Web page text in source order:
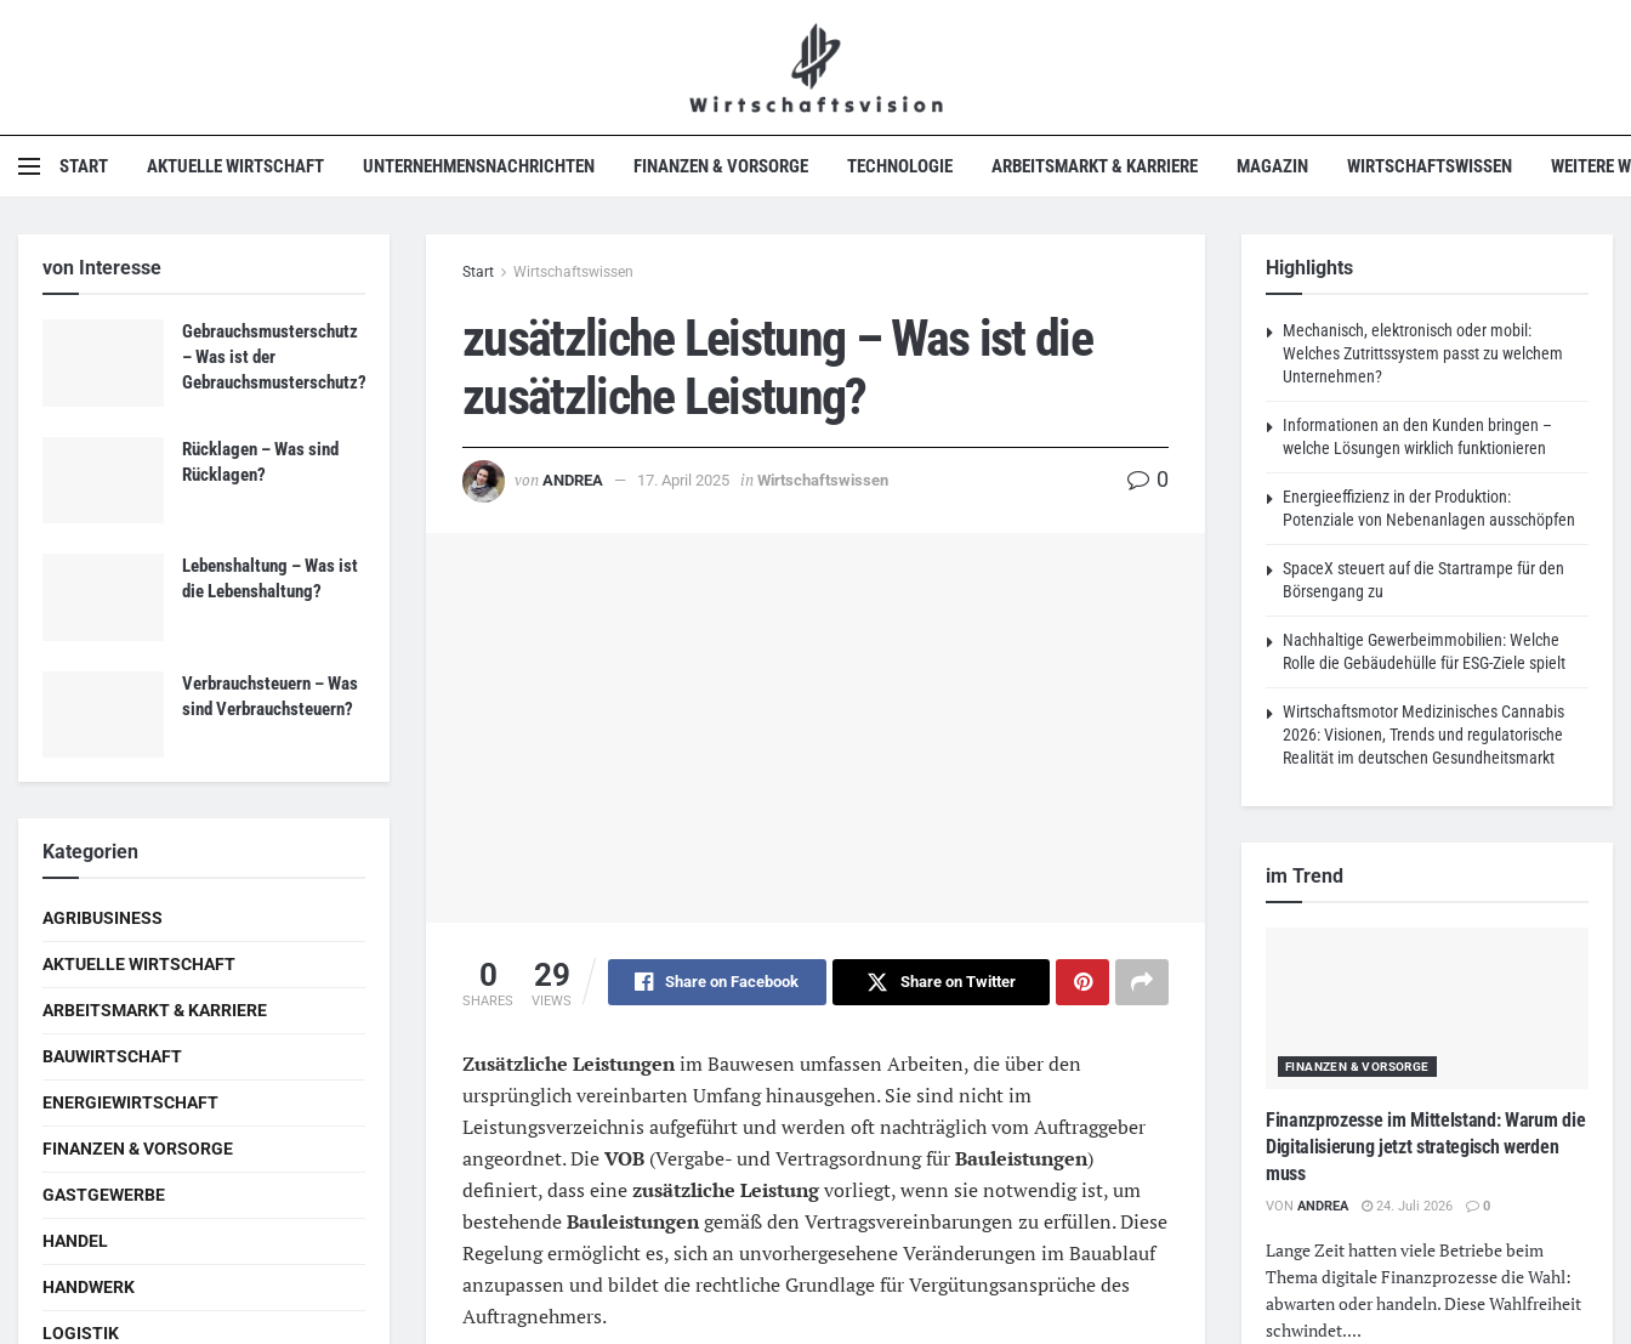
START AKTUELLE WIRTSCHAFT UNTERNEHMENSNACHRICHTEN FINANZEN & VORSORGE TECHNOLOGIE ARBEITSMARKT & KARRIERE MAGAZIN WIRTSCHAFTSWISSEN WEITERE
Start Wirtschaftswissen
zusätzliche Leistung – Was ist die
zusätzliche Leistung?
von ANDREA 17. April 2025 in Wirtschaftswissen 0
0
SHARES
29
VIEWS
Share on Facebook Share on Twitter
Zusätzliche Leistungenim Bauwesen umfassen Arbeiten, die über den
ursprünglich vereinbarten Umfang hinausgehen. Sie sind nicht im
Leistungsverzeichnis aufgeführt und werden oft nachträglich vom Auftraggeber
angeordnet. DieVOB (Vergabe- und Vertragsordnung fürBauleistungen)
definiert, dass einezusätzliche Leistungvorliegt, wenn sie notwendig ist, um
bestehendeBauleistungengemäß den Vertragsvereinbarungen zu erfüllen. Diese
Regelung ermöglicht es, sich an unvorhergesehene Veränderungen im Bauablauf
anzupassen und bildet die rechtliche Grundlage für Vergütungsansprüche des
Auftragnehmers.
von Interesse
Gebrauchsmusterschutz
– Was ist der
Gebrauchsmusterschutz?
Rücklagen – Was sind
Rücklagen?
Lebenshaltung – Was ist
die Lebenshaltung?
Verbrauchsteuern – Was
sind Verbrauchsteuern?
Kategorien
AGRIBUSINESS
AKTUELLE WIRTSCHAFT
ARBEITSMARKT & KARRIERE
BAUWIRTSCHAFT
ENERGIEWIRTSCHAFT
FINANZEN & VORSORGE
GASTGEWERBE
HANDEL
HANDWERK
LOGISTIK
Highlights
Mechanisch, elektronisch oder mobil:
Welches Zutrittssystem passt zu welchem
Unternehmen?
Informationen an den Kunden bringen –
welche Lösungen wirklich funktionieren
Energieeffizienz in der Produktion:
Potenziale von Nebenanlagen ausschöpfen
SpaceX steuert auf die Startrampe für den
Börsengang zu
Nachhaltige Gewerbeimmobilien: Welche
Rolle die Gebäudehülle für ESG-Ziele spielt
Wirtschaftsmotor Medizinisches Cannabis
2026: Visionen, Trends und regulatorische
Realität im deutschen Gesundheitsmarkt
im Trend
FINANZEN & VORSORGE
Finanzprozesse im Mittelstand: Warum die
Digitalisierung jetzt strategisch werden
muss
VON ANDREA 24. Juli 2026 0
Lange Zeit hatten viele Betriebe beim
Thema digitale Finanzprozesse die Wahl:
abwarten oder handeln. Diese Wahlfreiheit
schwindet....